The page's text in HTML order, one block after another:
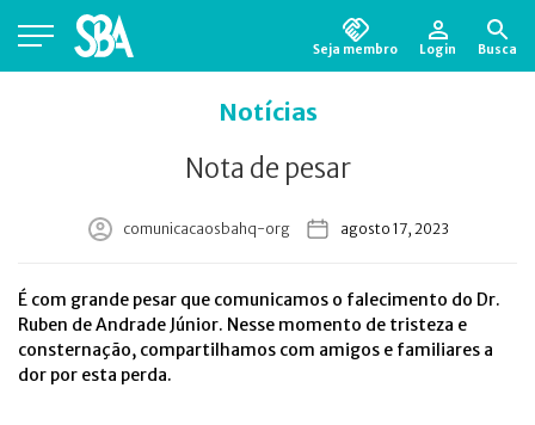
Seja membro Login Busca
Notícias
Nota de pesar
comunicacaosbahq-org agosto 17, 2023
É com grande pesar que comunicamos o falecimento do Dr.
Ruben de Andrade Júnior. Nesse momento de tristeza e
consternação, compartilhamos com amigos e familiares a
dor por esta perda.